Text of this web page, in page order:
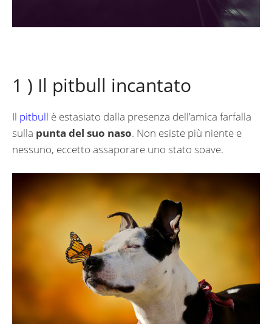
1 ) Il pitbull incantato
Il pitbull è estasiato dalla presenza dell’amica farfalla
sulla punta del suo naso. Non esiste più niente e
nessuno, eccetto assaporare uno stato soave.